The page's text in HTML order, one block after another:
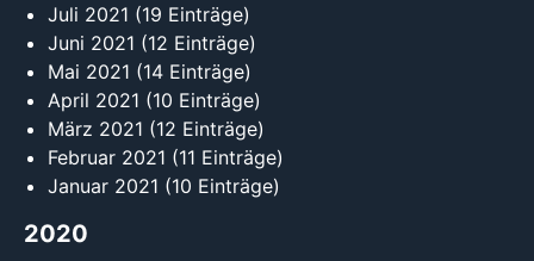
Juli 2021 (19 Einträge)
Juni 2021 (12 Einträge)
Mai 2021 (14 Einträge)
April 2021 (10 Einträge)
März 2021 (12 Einträge)
Februar 2021 (11 Einträge)
Januar 2021 (10 Einträge)
2020